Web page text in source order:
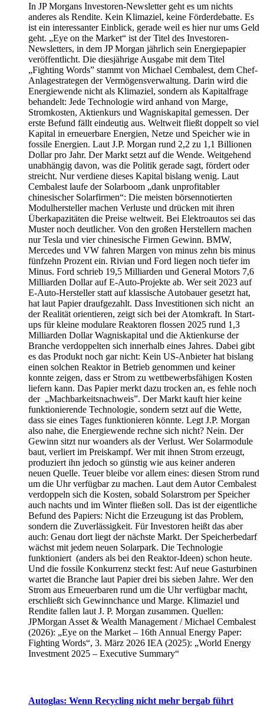
In JP Morgans Investoren-Newsletter geht es um nichts
anderes als Rendite. Kein Klimaziel, keine Förderdebatte. Es
ist ein interessanter Einblick, gerade weil es hier nur ums Geld
geht. „Eye on the Market“ ist der Titel des Investoren-
Newsletters, in dem JP Morgan jährlich sein Energiepapier
veröffentlicht. Die diesjährige Ausgabe mit dem Titel
„Fighting Words” stammt von Michael Cembalest, dem Chef-
Anlagestrategen der Vermögensverwaltung. Darin wird die
Energiewende nicht als Klimaziel, sondern als Kapitalfrage
behandelt: Jede Technologie wird anhand von Marge,
Stromkosten, Aktienkurs und Wagniskapital gemessen. Der
erste Befund fällt eindeutig aus. Weltweit fließt doppelt so viel
Kapital in erneuerbare Energien, Netze und Speicher wie in
fossile Energien. Laut J.P. Morgan rund 2,2 zu 1,1 Billionen
Dollar pro Jahr. Der Markt setzt auf die Wende. Weitgehend
unabhängig davon, was die Politik gerade sagt, fördert oder
streicht. Nur verdiene dieses Kapital bislang wenig. Laut
Cembalest laufe der Solarboom „dank unprofitabler
chinesischer Solarfirmen“: Die meisten börsennotierten
Modulhersteller machen Verluste und drücken mit ihren
Überkapazitäten die Preise weltweit. Bei Elektroautos sei das
Muster noch deutlicher. Von den großen Herstellern machen
nur Tesla und vier chinesische Firmen Gewinn. BMW,
Mercedes und VW fahren Margen von minus zehn bis minus
fünfzehn Prozent ein. Rivian und Ford liegen noch tiefer im
Minus. Ford schrieb 19,5 Milliarden und General Motors 7,6
Milliarden Dollar auf E-Auto-Projekte ab. Wer seit 2023 auf
E-Auto-Hersteller statt auf klassische Autobauer gesetzt hat,
hat laut Papier draufgezahlt. Dass Investitionen sich nicht an
der Realität orientieren, zeigt sich bei der Atomkraft. In Start-
ups für kleine modulare Reaktoren flossen 2025 rund 1,3
Milliarden Dollar Wagniskapital und die Aktienkurse der
Branche verdoppelten sich innerhalb eines Jahres. Dabei gibt
es das Produkt noch gar nicht: Kein US-Anbieter hat bislang
einen solchen Reaktor in Betrieb genommen und keiner
konnte zeigen, dass er Strom zu wettbewerbsfähigen Kosten
liefern kann. Das Papier merkt dazu trocken an, es fehle noch
der „Machbarkeitsnachweis”. Der Markt kauft hier keine
funktionierende Technologie, sondern setzt auf die Wette,
dass sie eines Tages funktionieren könnte. Legt J.P. Morgan
also nahe, die Energiewende rechne sich nicht? Nein. Der
Gewinn sitzt nur woanders als der Verlust. Wer Solarmodule
baut, verliert im Preiskampf. Wer mit ihnen Strom erzeugt,
produziert ihn jedoch so günstig wie aus keiner anderen
neuen Quelle. Teuer bleibe vor allem eines: diesen Strom rund
um die Uhr verfügbar zu machen. Laut dem Autor Cembalest
verdoppeln sich die Kosten, sobald Solarstrom per Speicher
auch nachts und im Winter fließen soll. Das ist der eigentliche
Befund des Papiers: Nicht die Erzeugung ist das Problem,
sondern die Zuverlässigkeit. Für Investoren heißt das aber
auch: Genau dort liegt der nächste Markt. Der Speicherbedarf
wächst mit jedem neuen Solarpark. Die Technologie
funktioniert (anders als bei den Reaktor-Ideen) schon heute.
Und die fossile Konkurrenz steckt fest: Auf neue Gasturbinen
wartet die Branche laut Papier drei bis sieben Jahre. Wer den
Strom aus Erneuerbaren rund um die Uhr verfügbar macht,
erschließt sich Gewinnchance und Marge. Klimaziel und
Rendite fallen laut J. P. Morgan zusammen. Quellen:
JPMorgan Asset & Wealth Management / Michael Cembalest
(2026): „Eye on the Market – 16th Annual Energy Paper:
Fighting Words“, 3. März 2026 IEA (2025): „World Energy
Investment 2025 – Executive Summary“
Autoglas: Wenn Recycling nicht mehr bergab führt